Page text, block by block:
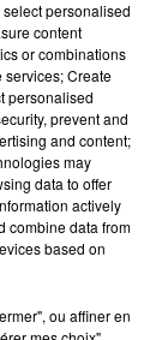
personalised
content
or combinations
services; Create
personalised
prevent and
and content;
may
data to offer
actively
combine data from
based on
ou affiner en